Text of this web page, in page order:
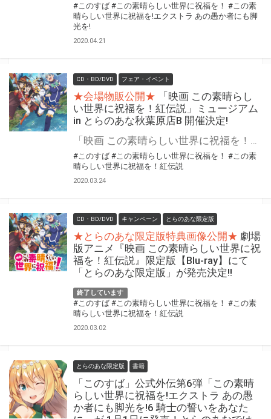
#このすば #この素晴らしい世界に祝福を！ #この素
晴らしい世界に祝福を!エクストラ あの愚か者にも脚
光を!
2020.04.21
CD・BD/DVD フェア・イベント
★会場物販公開★
「映画 この素晴らし
い世界に祝福を！紅伝説」ミュージアム
in とらのあな秋葉原店B 開催決定!
#このすば #この素晴らしい世界に祝福を！ #この素
晴らしい世界に祝福を！紅伝説
2020.03.24
CD・BD/DVD キャンペーン とらのあな限定版
★とらのあな限定版特典画像公開★ 劇場
版アニメ『映画 この素晴らしい世界に祝
福を！紅伝説』限定版【Blu-ray】にて
「とらのあな限定版」が発売決定!!
終了しています
#このすば #この素晴らしい世界に祝福を！ #この素
晴らしい世界に祝福を！紅伝説
2020.03.02
とらのあな限定版 書籍
「このすば」公式外伝第6弾「この素晴
らしい世界に祝福を!エクストラ あの愚
か者にも脚光を!6 騎士の誓いをあなた